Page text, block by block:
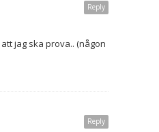
Reply
jag ska prova.. (någon
Reply